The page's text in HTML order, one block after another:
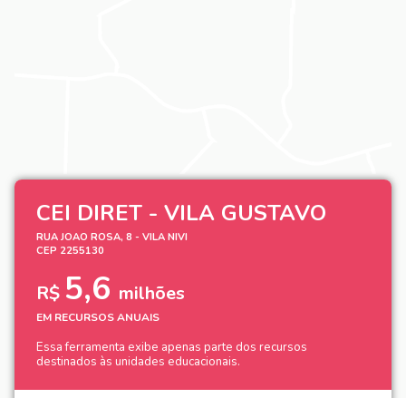
CEI DIRET - VILA GUSTAVO
RUA JOAO ROSA, 8 - VILA NIVI
CEP 2255130
R$ 5,6 milhões
EM RECURSOS ANUAIS
Essa ferramenta exibe apenas parte dos recursos
destinados às unidades educacionais.